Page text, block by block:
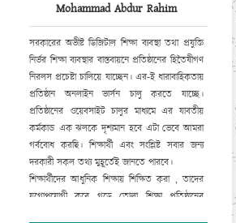
Mohammad Abdur Rahim
সরকারের অভীষ্ট ডিজিটাল শিক্ষা ব্যবস্থাতথা প্রযুক্তি
নির্ভর শিক্ষা ব্যবস্থার বাস্তবায়নেপ্রতিষ্ঠানের হিতৈষীগণ
নিরলস প্রচেষ্টাচালিয়ে যাচ্ছেন। এর-ই ধারাবাহিকতায়
প্রতিষ্ঠান অনলাইন ভার্সন চালু করতে যাচ্ছে।
প্রতিষ্ঠানের ওয়েবসাইটচালুর মাধ্যমে এর যাবতীয়
কর্মকান্ড এক ঝলকে দৃশ্যমান হবে এটা ভেবে আমরা
গর্ববোধ করছি। শিক্ষার্থী এবং সংশ্লিষ্ট সবার জন্য
দরকারী সকল তথ্য মুহূর্তেই জানতে পারবে।
শিক্ষার্থীদের আধুনিক শিক্ষায় শিক্ষিত করা , তাদের
যুগোপযোগী করে গড়ে তোলা শিক্ষা প্রতিষ্ঠানের